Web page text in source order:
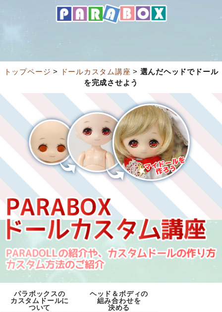
トップページ > ドールカスタム講座 > 選んだヘッドでドール
を完成させよう
パラボックスの
カスタムドールに
ついて
ヘッド＆ボディの
組み合わせを
決める